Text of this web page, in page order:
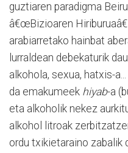
guztiaren paradigma
â€œBizioaren
arabiarretako hainbat
lurraldean debekaturik
alkohola, sexua, hatxis-
da emakumeek hiyab-a
eta alkoholik nekez
alkohol litroak
ordu txikietaraino zabalik